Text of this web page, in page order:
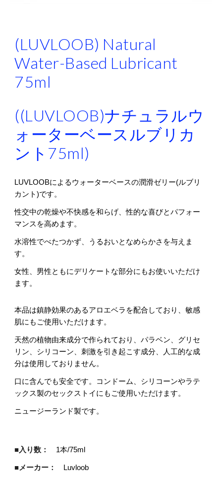
(LUVLOOB) Natural
Water-Based Lubricant
75ml
((LUVLOOB)ナチュラルウ
ォーターベースルブリカ
ント75ml)
LUVLOOBによるウォーターベースの潤滑ゼリー(ルブリ
カント)です。
性交中の乾燥や不快感を和らげ、性的な喜びとパフォー
マンスを高めます。
水溶性でべたつかず、うるおいとなめらかさを与えま
す。
女性、男性ともにデリケートな部分にもお使いいただけ
ます。
本品は鎮静効果のあるアロエベラを配合しており、敏感
肌にもご使用いただけます。
天然の植物由来成分で作られており、パラベン、グリセ
リン、シリコーン、刺激を引き起こす成分、人工的な成
分は使用しておりません。
口に含んでも安全です。コンドーム、シリコーンやラテ
ックス製のセックストイにもご使用いただけます。
ニュージーランド製です。
■入り数： 1本/75ml
■メーカー： Luvloob